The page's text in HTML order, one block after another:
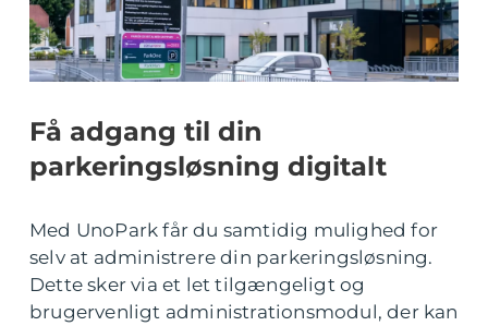
Få adgang til din
parkeringsløsning digitalt
Med UnoPark får du samtidig mulighed for
selv at administrere din parkeringsløsning.
Dette sker via et let tilgængeligt og
brugervenligt administrationsmodul, der kan